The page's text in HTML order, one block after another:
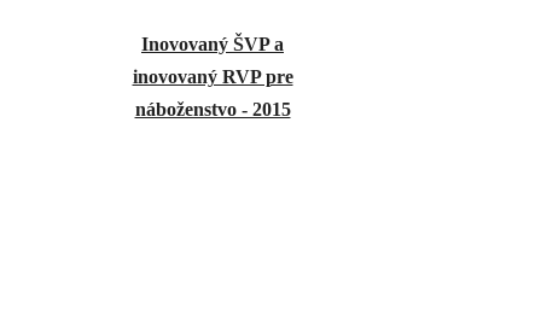
Inovovaný ŠVP a
inovovaný RVP pre
náboženstvo - 2015